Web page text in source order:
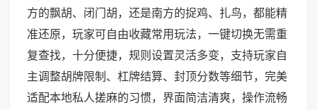
方的飘胡、闭门胡，还是南方的捉鸡、扎鸟，都能精
准还原，玩家可自由收藏常用玩法，一键切换无需重
复查找，十分便捷，规则设置灵活多变，支持玩家自
主调整胡牌限制、杠牌结算、封顶分数等细节，完美
适配本地私人搓麻的习惯，界面简洁清爽，操作流畅